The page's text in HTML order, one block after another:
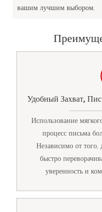
вашим лучшим выбором.
Удобный Захват,
Использование
процесс письма
Независимо от
быстро
уверенность и